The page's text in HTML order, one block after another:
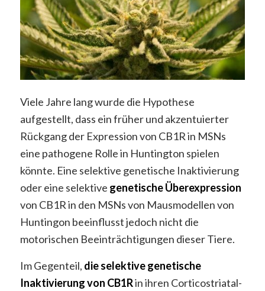
Viele Jahre lang wurde die Hypothese
aufgestellt, dass ein früher und akzentuierter
Rückgang der Expression von CB1R in MSNs
eine pathogene Rolle in Huntington spielen
könnte. Eine selektive genetische Inaktivierung
oder eine selektive genetische Überexpression
von CB1R in den MSNs von Mausmodellen von
Huntingon beeinflusst jedoch nicht die
motorischen Beeinträchtigungen dieser Tiere.
Im Gegenteil, die selektive genetische
Inaktivierung von CB1Rin ihren Corticostriatal-